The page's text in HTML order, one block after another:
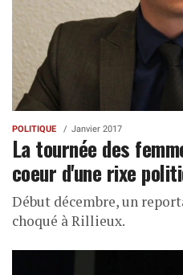
POLITIQUE Janvier 2017
La tournée des
coeur d'une rixe
Début décembre, un
choqué à Rillieux.